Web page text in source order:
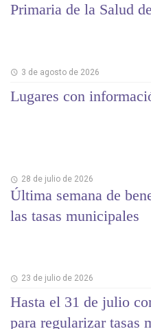
Primaria de la Salud
3 de agosto de 2026
Lugares con
28 de julio de 2026
Última semana de
las tasas municipales
23 de julio de 2026
Hasta el 31 de julio
para regularizar tasas